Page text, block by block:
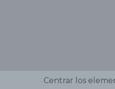
Centrar los